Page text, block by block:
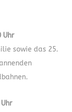
Uhr
sowie das 25.